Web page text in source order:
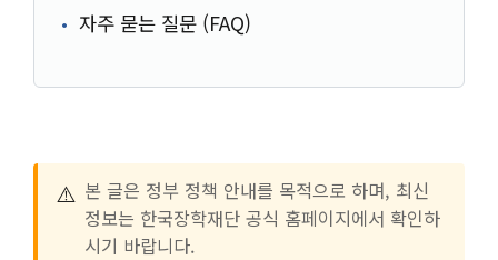
자주 묻는 질문 (FAQ)
⚠️ 본 글은 정부 정책 안내를 목적으로 하며, 최신
정보는 한국장학재단 공식 홈페이지에서 확인하
시기 바랍니다.